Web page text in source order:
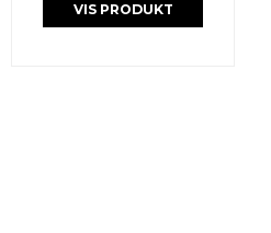
VIS PRODUKT